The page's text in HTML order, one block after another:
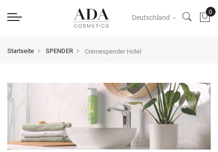
Deutschland
Startseite SPENDER Cremespender Hotel